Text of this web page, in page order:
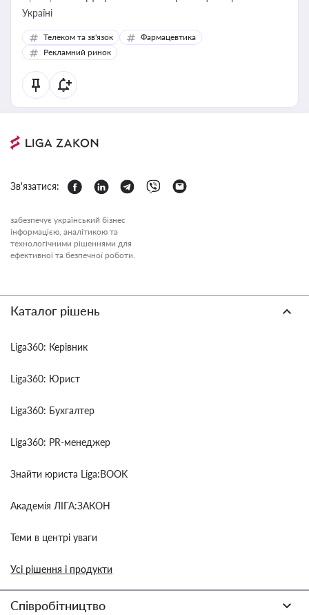
Україні
Телеком та зв'язок
Фармацевтика
Рекламний ринок
Зв'язатися:
забезпечує український бізнес
інформацією, аналітикою та
технологічними рішеннями для
ефективної та безпечної роботи.
Каталог рішень
Liga360: Керівник
Liga360: Юрист
Liga360: Бухгалтер
Liga360: PR-менеджер
Знайти юриста Liga:BOOK
Академія ЛІГА:ЗАКОН
Теми в центрі уваги
Усі рішення і продукти
Співробітництво